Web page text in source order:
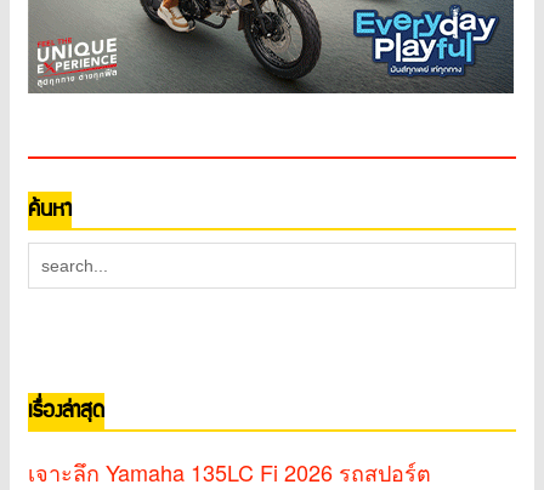
ค้นหา
เรื่องล่าสุด
เจาะลึก Yamaha 135LC Fi 2026 รถสปอร์ต